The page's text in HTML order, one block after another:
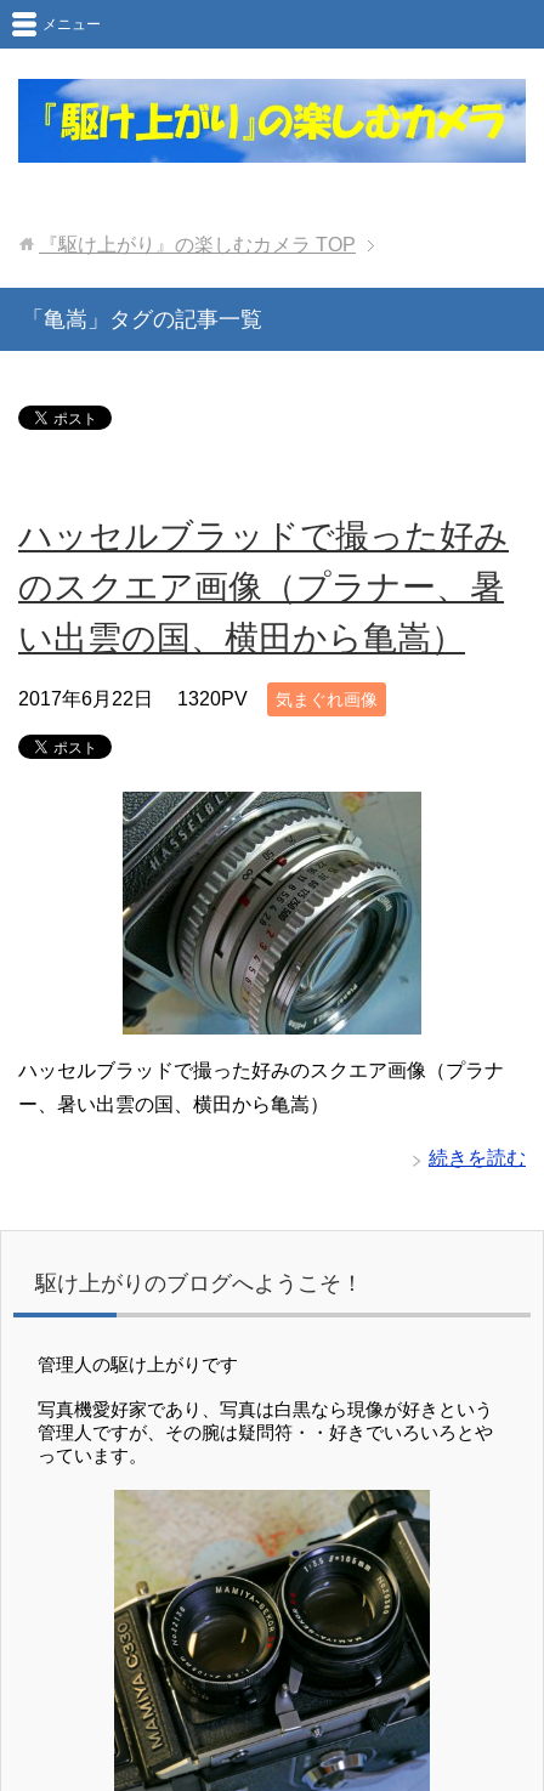
メニュー
『駆け上がり』の楽しむカメラ TOP
「亀嵩」タグの記事一覧
ハッセルブラッドで撮った好み
のスクエア画像（プラナー、暑
い出雲の国、横田から亀嵩）
2017年6月22日 1320PV 気まぐれ画像
ハッセルブラッドで撮った好みのスクエア画像（プラナ
ー、暑い出雲の国、横田から亀嵩）
続きを読む
駆け上がりのブログへようこそ！
管理人の駆け上がりです
写真機愛好家であり、写真は白黒なら現像が好きという
管理人ですが、その腕は疑問符・・好きでいろいろとや
っています。